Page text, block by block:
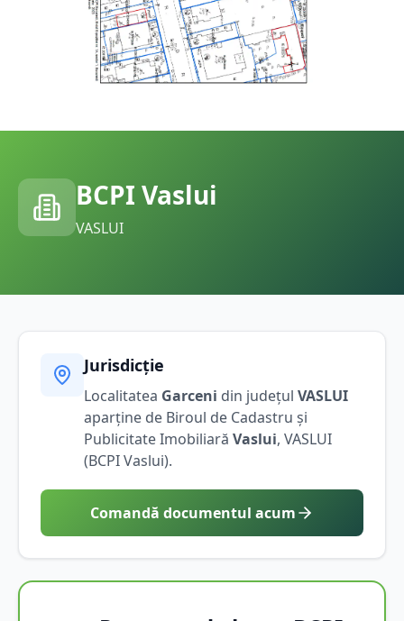
BCPI Vaslui
VASLUI
Jurisdicție
Localitatea Garceni din județul VASLUI
aparține de Biroul de Cadastru și
Publicitate Imobiliară Vaslui, VASLUI
(BCPIVaslui).
Comandă documentul acum